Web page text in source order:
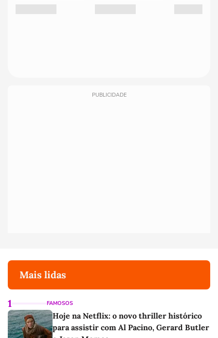
PUBLICIDADE
Mais lidas
1 FAMOSOS
Hoje na Netflix: o novo thriller histórico
para assistir com Al Pacino, Gerard Butler